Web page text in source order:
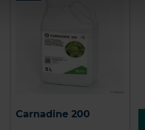
Carnadine 200